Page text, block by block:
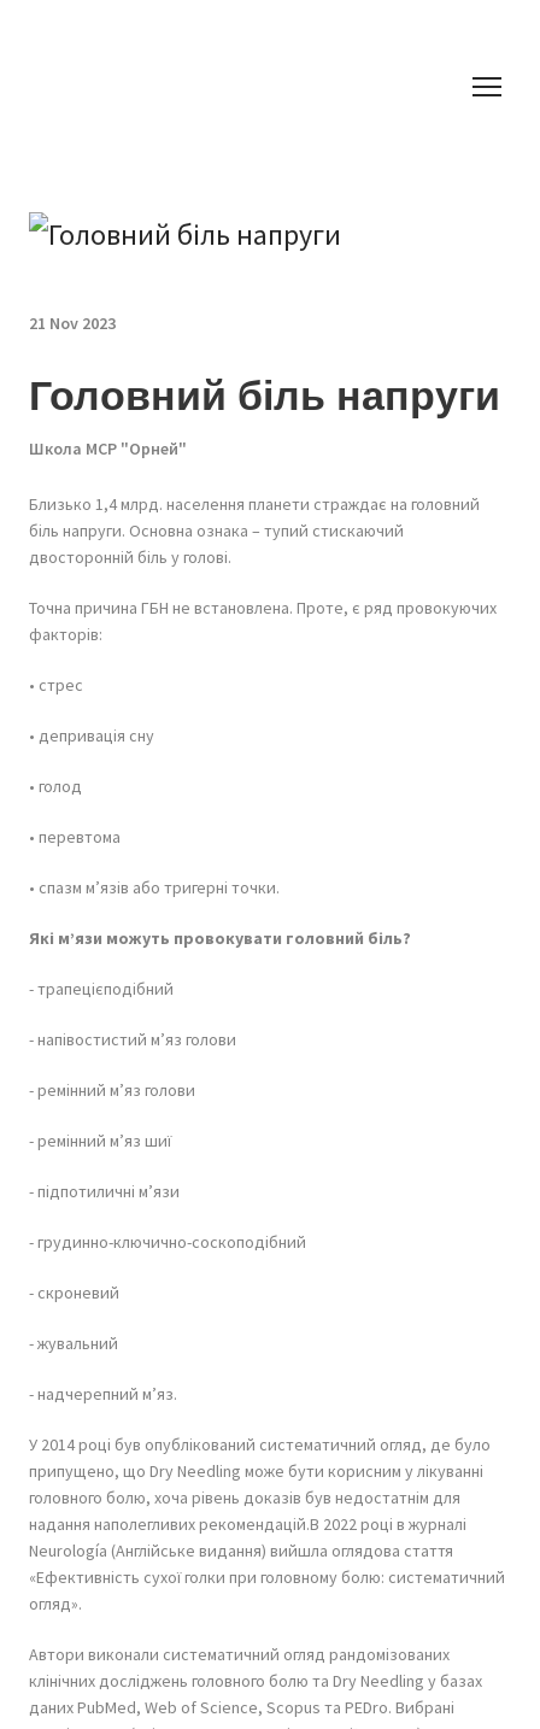
21 Nov 2023
Головний біль напруги
Школа МСР "Орней"
Близько 1,4 млрд. населення планети страждає на головний
біль напруги. Основна ознака – тупий стискаючий
двосторонній біль у голові.
Точна причина ГБН не встановлена. Проте, є ряд провокуючих
факторів:
• стрес
• депривація сну
• голод
• перевтома
• спазм м’язів або тригерні точки.
Які м’язи можуть провокувати головний біль?
- трапецієподібний
- напівостистий м’яз голови
- ремінний м’яз голови
- ремінний м’яз шиї
- підпотиличні м’язи
- грудинно-ключично-соскоподібний
- скроневий
- жувальний
- надчерепний м’яз.
У 2014 році був опублікований систематичний огляд, де було
припущено, що Dry Needling може бути корисним у лікуванні
головного болю, хоча рівень доказів був недостатнім для
надання наполегливих рекомендацій.В 2022 році в журналі
Neurología (Англійське видання) вийшла оглядова стаття
«Ефективність сухої голки при головному болю: систематичний
огляд».
Автори виконали систематичний огляд рандомізованих
клінічних досліджень головного болю та Dry Needling у базах
даних PubMed, Web of Science, Scopus та PEDro. Вибрані